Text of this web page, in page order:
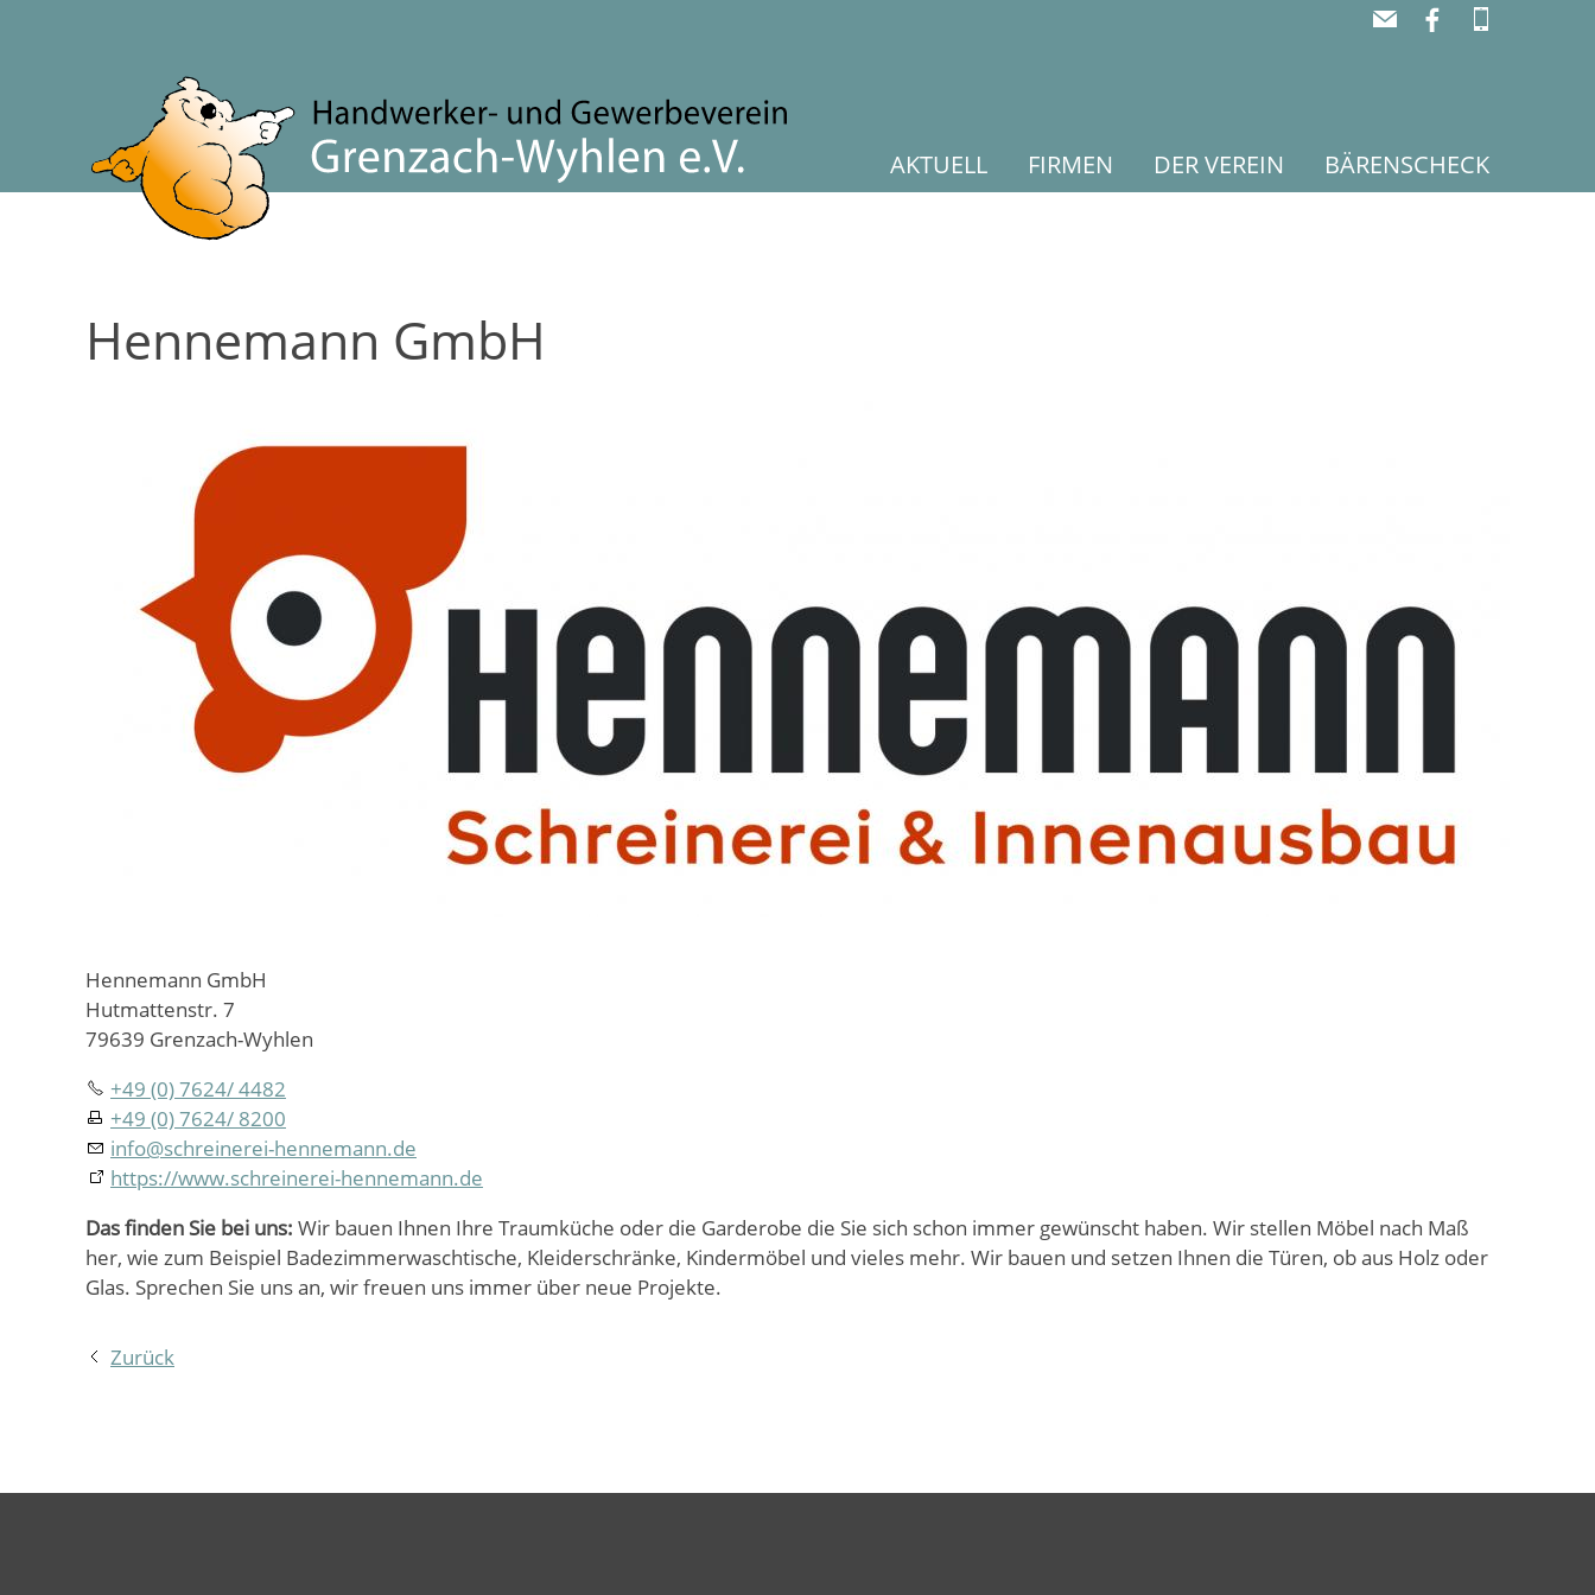
AKTUELL FIRMEN DER VEREIN BÄRENSCHECK
Hennemann GmbH
Hennemann GmbH
Hutmattenstr. 7
79639 Grenzach-Wyhlen
+49 (0) 7624/ 4482
+49 (0) 7624/ 8200
info@schreinerei-hennemann.de
https://www.schreinerei-hennemann.de
Das finden Sie bei uns: Wir bauen Ihnen Ihre Traumküche oder die Garderobe die Sie sich schon immer gewünscht haben. Wir stellen Möbel nach Maß
her, wie zum Beispiel Badezimmerwaschtische, Kleiderschränke, Kindermöbel und vieles mehr. Wir bauen und setzen Ihnen die Türen, ob aus Holz oder
Glas. Sprechen Sie uns an, wir freuen uns immer über neue Projekte.
Zurück